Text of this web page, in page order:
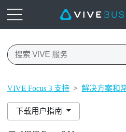
VIVE Focus 3 支持 > 解决方案和
下载用户指南